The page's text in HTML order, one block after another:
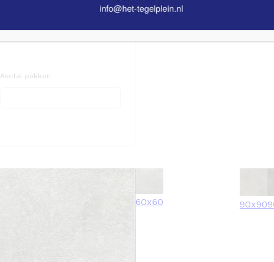
Aantal pakken
60x60 90x90